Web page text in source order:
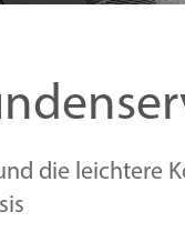
die leichtere